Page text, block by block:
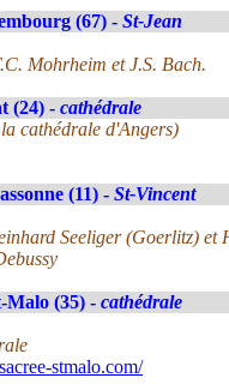
(67) - St-Jean
Mohrheim et J.S. Bach.
(24) - cathédrale
cathédrale d'Angers)
(11) - St-Vincent
Seeliger (Goerlitz) et
Malo (35) - cathédrale
stmalo.com/